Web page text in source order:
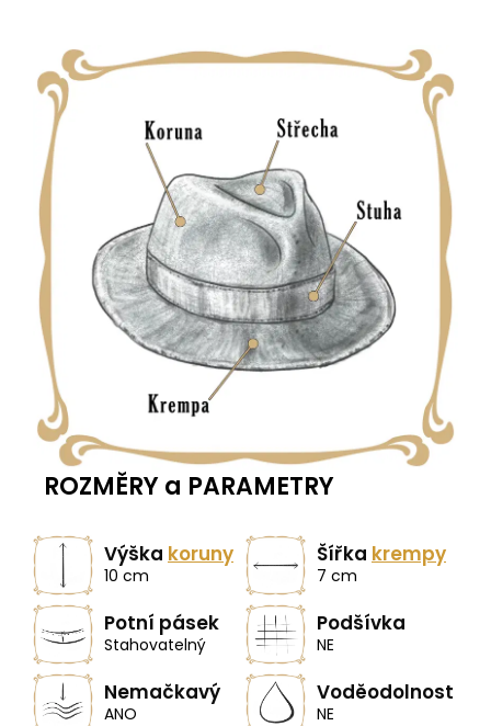
ROZMĚRY a PARAMETRY
Výška koruny
10 cm
Šířka krempy
7 cm
Potní pásek
Stahovatelný
Podšívka
NE
Nemačkavý
ANO
Voděodolnost
NE